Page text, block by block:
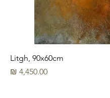
Litgh, 90x60cm
מחיר